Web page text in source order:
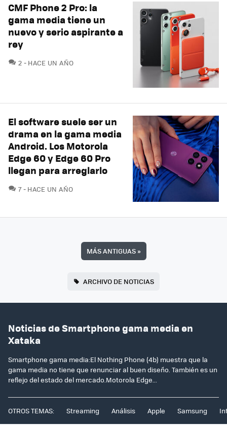
CMF Phone 2 Pro: la
gama media tiene un
nuevo y serio aspirante a
rey
2 COMENTARIOS
HACE UN AÑO
El software suele ser un
drama en la gama media
Android. Los Motorola
Edge 60 y Edge 60 Pro
llegan para arreglarlo
7COMENTARIOS
HACE UN AÑO
MÁS ANTIGUAS»
ARCHIVO DE NOTICIAS
Noticias de Smartphone gama media en
Xataka
Smartphone gama media:El Nothing Phone (4b) muestra que la
gama media no tiene que renunciar al buen diseño. También es un
reflejo del estado del mercado.Motorola Edge...
OTROS TEMAS: Streaming Análisis Apple Samsung